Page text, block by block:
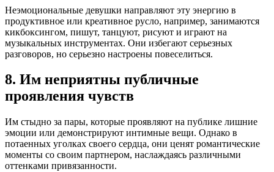
Неэмоциональные девушки направляют эту энергию в
продуктивное или креативное русло, например, занимаются
кикбоксингом, пишут, танцуют, рисуют и играют на
музыкальных инструментах. Они избегают серьезных
разговоров, но серьезно настроены повеселиться.
8. Им неприятны публичные
проявления чувств
Им стыдно за пары, которые проявляют на публике лишние
эмоции или демонстрируют интимные вещи. Однако в
потаенных уголках своего сердца, они ценят романтические
моменты со своим партнером, наслаждаясь различными
оттенками привязанности.